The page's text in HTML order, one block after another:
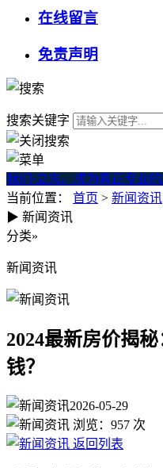
在线留言
免责声明
搜索关键字
我们·立志。成为真正专业
当前位置： 首页 > 新闻资讯
2024最新房
▶ 新闻资讯
分类»
新闻资讯
2024最新房价揭
钱？
2026-05-29
浏览： 957 次
返回列表